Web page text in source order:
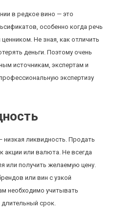
в редкое вино — это
особенно когда речь
Не зная, как отличить
деньги. Поэтому очень
источникам, экспертам и
экспертизу
низкая ликвидность. Продать
акции или валюта. Не всегда
или получить желаемую цену.
или вин с узкой
необходимо учитывать
срок.